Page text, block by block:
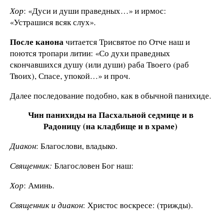
Хор: «Дуси и души праведных…» и ирмос:
«Устрашися всяк слух».
После каноначитается Трисвятое по Отче наш и
поются тропари литии: «Со духи праведных
скончавшихся душу (или души) раба Твоего (раб
Твоих), Спасе, упокой…» и проч.
Далее последование подобно, как в обычной панихиде.
Чин панихиды на Пасхальной седмице и в
Радоницу (на кладбище и в храме)
Диакон: Благослови, владыко.
Священник: Благословен Бог наш:
Хор: Аминь.
Священник и диакон: Христос воскресе: (трижды).